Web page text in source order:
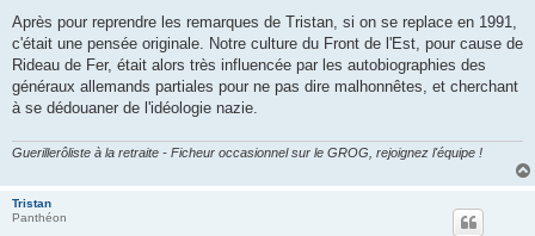
Après pour reprendre les remarques de Tristan, si on se replace en 1991,
c'était une pensée originale. Notre culture du Front de l'Est, pour cause de
Rideau de Fer, était alors très influencée par les autobiographies des
généraux allemands partiales pour ne pas dire malhonnêtes, et cherchant
à se dédouaner de l'idéologie nazie.
Guerillerôliste à la retraite - Ficheur occasionnel sur le GROG, rejoignez l'équipe !
Tristan
Panthéon